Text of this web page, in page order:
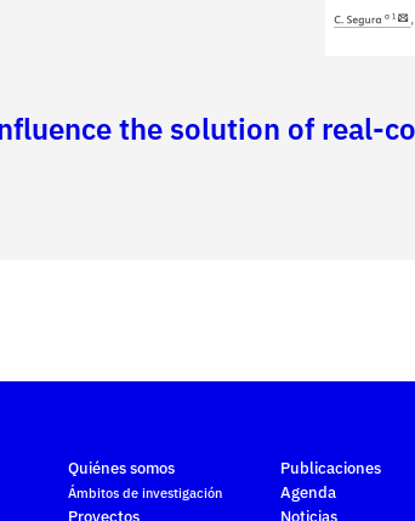
the solution of real-
Quiénes somos
Ámbitos de investigación
Proyectos
Publicaciones
Agenda
Noticias